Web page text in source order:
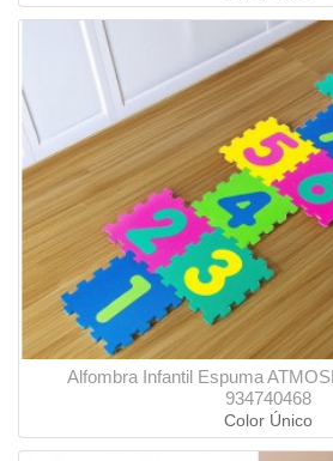
Alfombra Infantil Espuma
934740468
Color Único